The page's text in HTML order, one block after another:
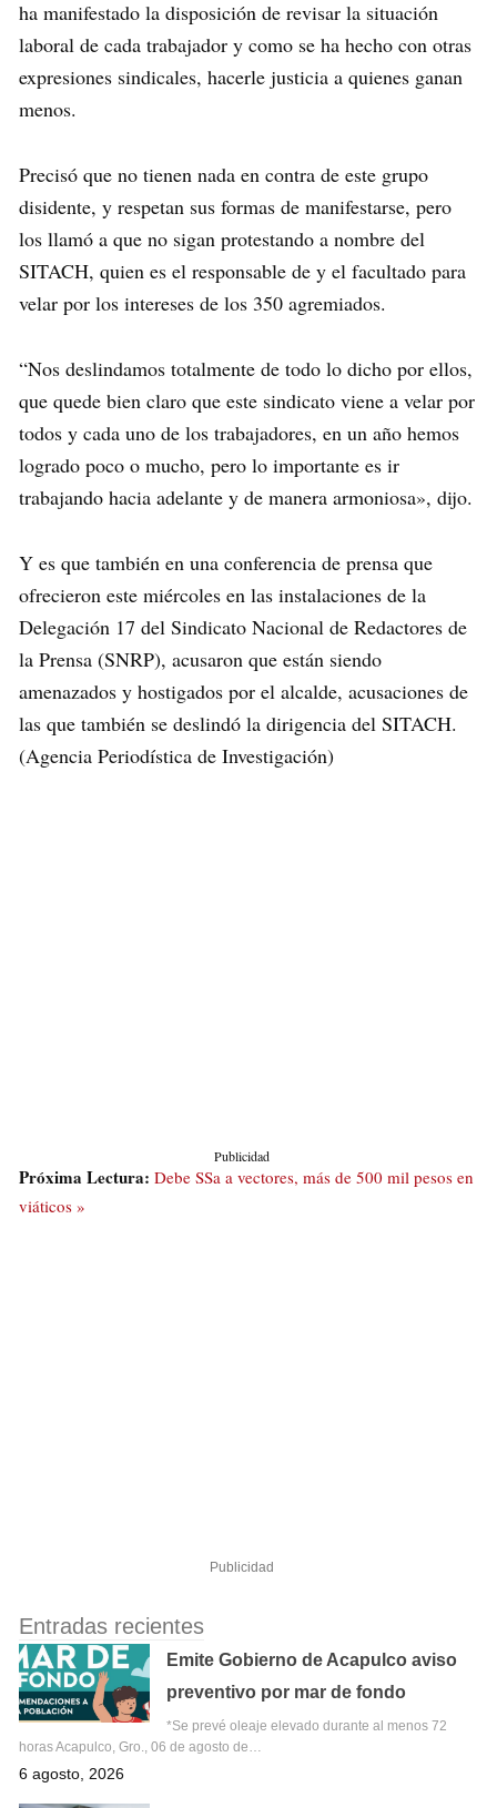
ha manifestado la disposición de revisar la situación
laboral de cada trabajador y como se ha hecho con otras
expresiones sindicales, hacerle justicia a quienes ganan
menos.
Precisó que no tienen nada en contra de este grupo
disidente, y respetan sus formas de manifestarse, pero
los llamó a que no sigan protestando a nombre del
SITACH, quien es el responsable de y el facultado para
velar por los intereses de los 350 agremiados.
“Nos deslindamos totalmente de todo lo dicho por ellos,
que quede bien claro que este sindicato viene a velar por
todos y cada uno de los trabajadores, en un año hemos
logrado poco o mucho, pero lo importante es ir
trabajando hacia adelante y de manera armoniosa», dijo.
Y es que también en una conferencia de prensa que
ofrecieron este miércoles en las instalaciones de la
Delegación 17 del Sindicato Nacional de Redactores de
la Prensa (SNRP), acusaron que están siendo
amenazados y hostigados por el alcalde, acusaciones de
las que también se deslindó la dirigencia del SITACH.
(Agencia Periodística de Investigación)
Publicidad
Próxima Lectura: Debe SSa a vectores, más de 500 mil pesos en
viáticos »
Publicidad
Entradas recientes
Emite Gobierno de Acapulco aviso
preventivo por mar de fondo
*Se prevé oleaje elevado durante al menos 72
horas Acapulco, Gro., 06 de agosto de…
6 agosto, 2026